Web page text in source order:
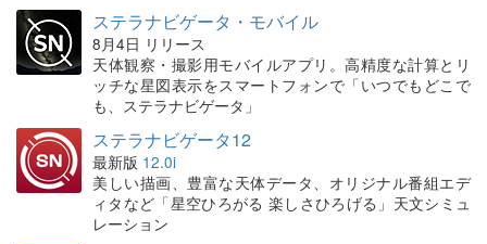
ステラナビゲータ・モバイル
8月4日 リリース
天体観察・撮影用モバイルアプリ。高精度な計算とリ
ッチな星図表示をスマートフォンで「いつでもどこで
も、ステラナビゲータ」
ステラナビゲータ12
最新版 12.0i
美しい描画、豊富な天体データ、オリジナル番組エデ
ィタなど「星空ひろがる 楽しさひろげる」天文シミュ
レーション